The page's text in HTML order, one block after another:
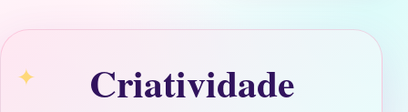
Criatividade